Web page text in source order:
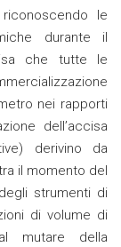
le
durante il
che tutte le
nei rapporti
dell’accisa
derivino da
il momento del
strumenti di
di volume di
mutare della